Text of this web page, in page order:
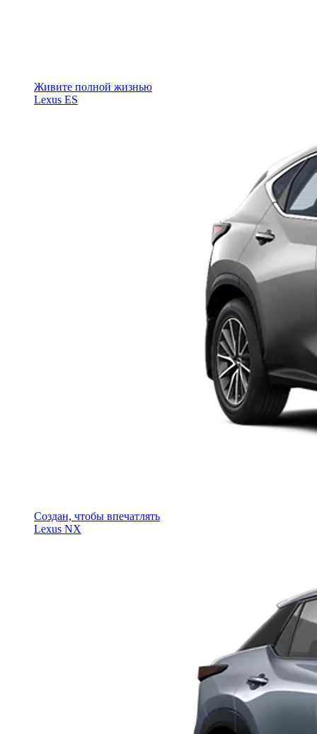
Живите полной жизнью
Lexus ES
Создан, чтобы впечатлять
Lexus NX